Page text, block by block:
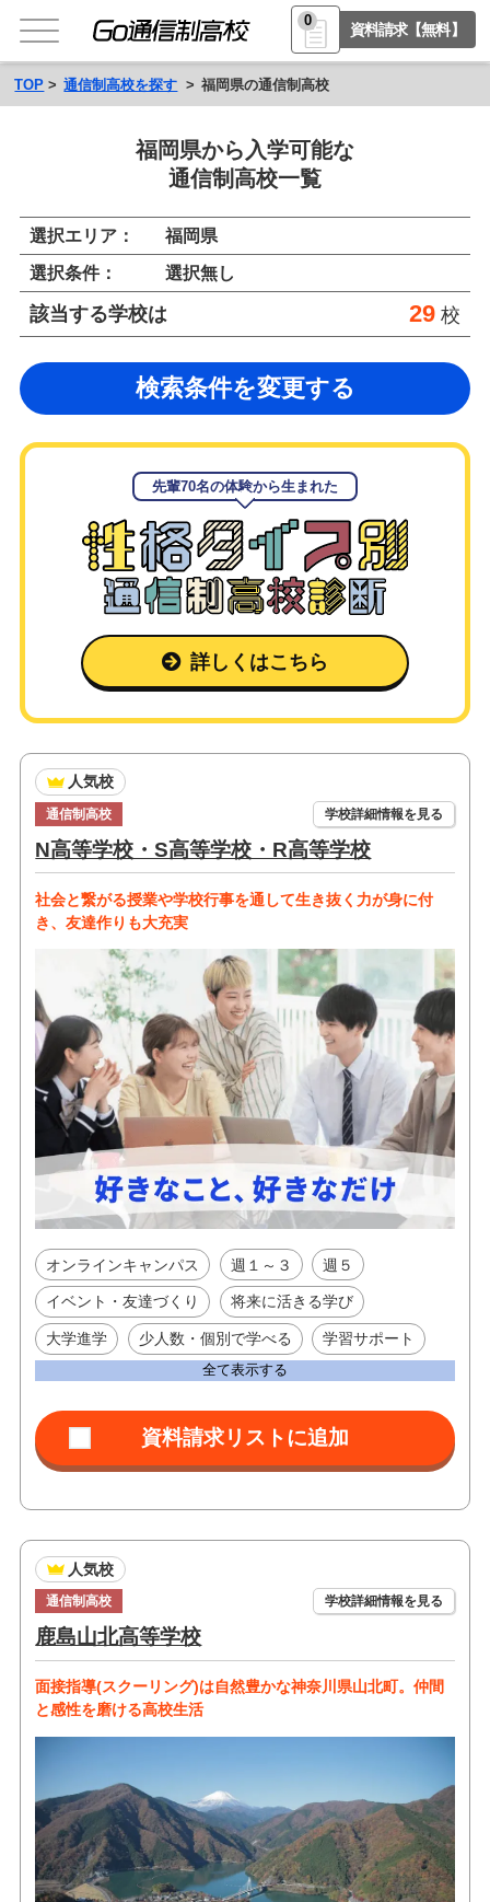
0
資料請求【無料】
TOP 通信制高校を探す 福岡県の通信制高校
福岡県から入学可能な
通信制高校一覧
選択エリア：
福岡県
選択条件：
選択無し
該当する学校は 29 校
検索条件を変更する
先輩70名の体験から生まれた
詳しくはこちら
人気校
通信制高校 学校詳細情報を見る
N高等学校・S高等学校・R高等学校
社会と繋がる授業や学校行事を通して生き抜く力が身に付
き、友達作りも大充実
オンラインキャンパス 週１～３ 週５
イベント・友達づくり 将来に活きる学び
大学進学 少人数・個別で学べる 学習サポート
全て表示する
人気校
通信制高校 学校詳細情報を見る
鹿島山北高等学校
面接指導(スクーリング)は自然豊かな神奈川県山北町。仲間
と感性を磨ける高校生活